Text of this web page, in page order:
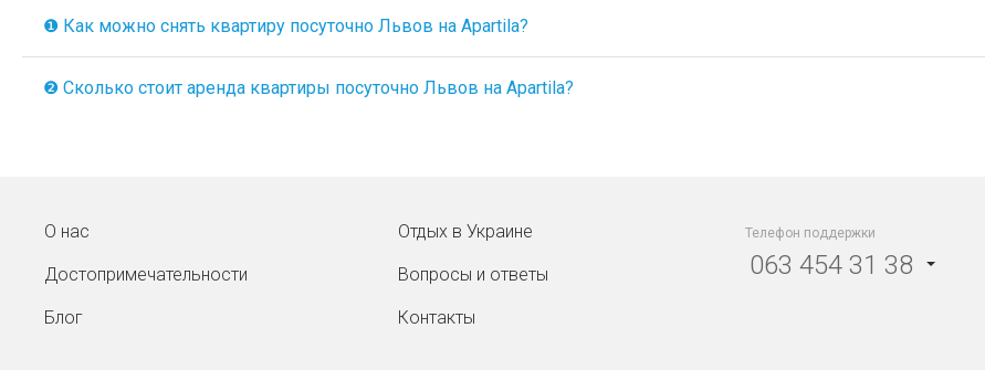
❶ Как можно снять квартиру посуточно Львов на Apartila?
❷ Сколько стоит аренда квартиры посуточно Львов на Apartila?
О нас
Достопримечательности
Блог
Отдых в Украине
Вопросы и ответы
Контакты
Телефон поддержки
063 454 31 38